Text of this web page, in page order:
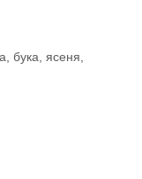
бука, ясеня,